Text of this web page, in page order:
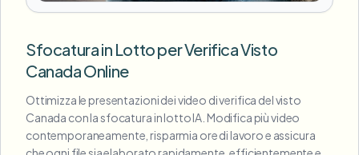
Sfocatura in Lotto per Verifica Visto
Canada Online
Ottimizza le presentazioni dei video di verifica del visto
Canada con la sfocatura in lotto IA. Modifica più video
contemporaneamente, risparmia ore di lavoro e assicura